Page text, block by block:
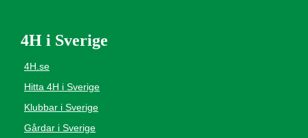
4H i Sverige
4H.se
Hitta 4H i Sverige
Klubbar i Sverige
Gårdar i Sverige